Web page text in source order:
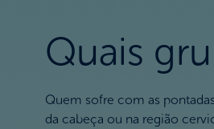
Quais
Quem sofre com as
da cabeça ou na região